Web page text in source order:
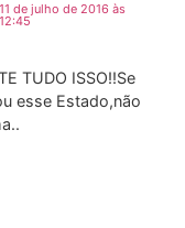
11 de julho de 2016 às
12:45
TUDO ISSO!!Se
esse Estado,não